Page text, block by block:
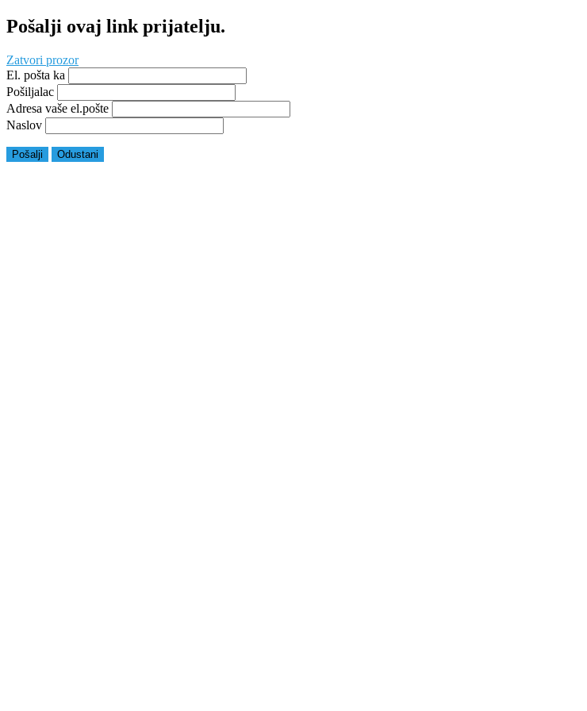
Pošalji ovaj link prijatelju.
Zatvori prozor
El. pošta ka
Pošiljalac
Adresa vaše el.pošte
Naslov
Pošalji Odustani